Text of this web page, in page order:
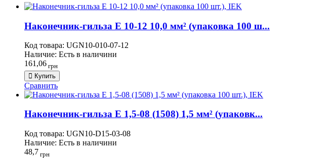
Наконечник-гильза Е 10-12 10,0 мм² (упаковка 100 ш...
Код товара: UGN10-010-07-12
Наличие: Есть в наличини
161,06 грн
Купить
Сравнить
Наконечник-гильза Е 1,5-08 (1508) 1,5 мм² (упаковк...
Код товара: UGN10-D15-03-08
Наличие: Есть в наличини
48,7 грн